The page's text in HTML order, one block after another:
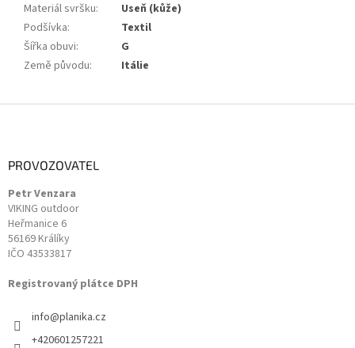
Materiál svršku:
Useň (kůže)
Podšívka:
Textil
Šířka obuvi:
G
Země původu: Itálie
PROVOZOVATEL
Petr Venzara
VIKING outdoor
Heřmanice 6
56169 Králíky
IČO 43533817
Registrovaný plátce DPH
info@planika.cz
+420601257221